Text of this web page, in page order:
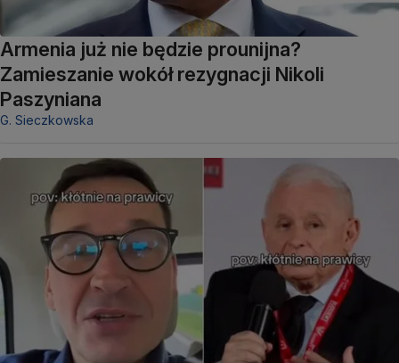
Armenia już nie będzie prounijna?
Zamieszanie wokół rezygnacji Nikoli
Paszyniana
G. Sieczkowska